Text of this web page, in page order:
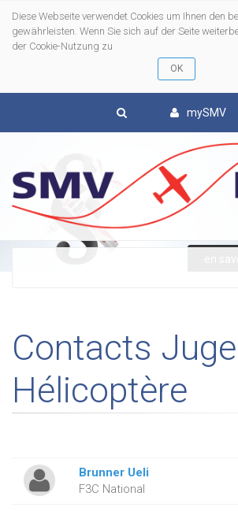
Diese Webseite verwendet Cookies um Ihnen den
gewährleisten. Wenn Sie sich auf der Seite
der Cookie-Nutzung zu
mySMV
Contacts
Hélicoptère
Brunner Ueli
F3C National